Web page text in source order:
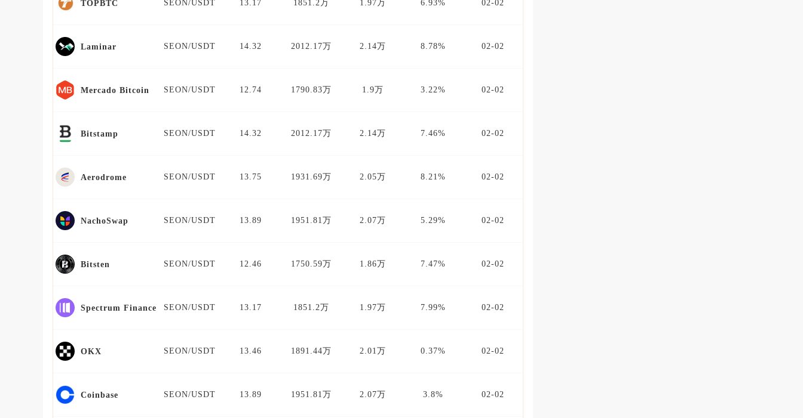
TOPBTC SEON/USDT 13.17 1851.2万 1.97万 6.93% 02-02
Laminar SEON/USDT 14.32 2012.17万 2.14万 8.78% 02-02
Mercado Bitcoin SEON/USDT 12.74 1790.83万 1.9万 3.22% 02-02
Bitstamp SEON/USDT 14.32 2012.17万 2.14万 7.46% 02-02
Aerodrome SEON/USDT 13.75 1931.69万 2.05万 8.21% 02-02
NachoSwap SEON/USDT 13.89 1951.81万 2.07万 5.29% 02-02
Bitsten SEON/USDT 12.46 1750.59万 1.86万 7.47% 02-02
Spectrum Finance SEON/USDT 13.17 1851.2万 1.97万 7.99% 02-02
OKX SEON/USDT 13.46 1891.44万 2.01万 0.37% 02-02
Coinbase SEON/USDT 13.89 1951.81万 2.07万 3.8% 02-02